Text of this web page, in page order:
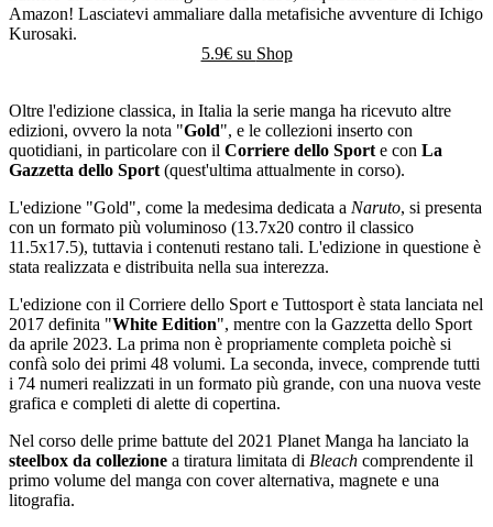
Amazon! Lasciatevi ammaliare dalla metafisiche avventure di Ichigo
Kurosaki.
5.9€ su Shop
Oltre l'edizione classica, in Italia la serie manga ha ricevuto altre
edizioni, ovvero la nota "Gold", e le collezioni inserto con
quotidiani, in particolare con il Corriere dello Sport e con La
Gazzetta dello Sport (quest'ultima attualmente in corso).
L'edizione "Gold", come la medesima dedicata a Naruto, si presenta
con un formato più voluminoso (13.7x20 contro il classico
11.5x17.5), tuttavia i contenuti restano tali. L'edizione in questione è
stata realizzata e distribuita nella sua interezza.
L'edizione con il Corriere dello Sport e Tuttosport è stata lanciata nel
2017 definita "White Edition", mentre con la Gazzetta dello Sport
da aprile 2023. La prima non è propriamente completa poichè si
confà solo dei primi 48 volumi. La seconda, invece, comprende tutti
i 74 numeri realizzati in un formato più grande, con una nuova veste
grafica e completi di alette di copertina.
Nel corso delle prime battute del 2021 Planet Manga ha lanciato la
steelbox da collezione a tiratura limitata di Bleach comprendente il
primo volume del manga con cover alternativa, magnete e una
litografia.